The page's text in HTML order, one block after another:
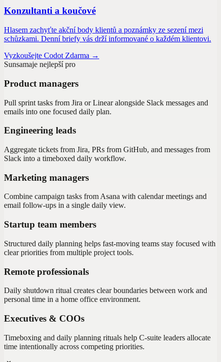
Konzultanti a koučové
Hlasem zachyťte akční body klientů a poznámky ze sezení mezi
schůzkami. Denní briefy vás drží informované o každém klientovi.
Vyzkoušejte Codot Zdarma →
Sunsamaje nejlepší pro
Product managers
Pull sprint tasks from Jira or Linear alongside Slack messages and
emails into one focused daily plan.
Engineering leads
Aggregate tickets from Jira, PRs from GitHub, and messages from
Slack into a timeboxed daily workflow.
Marketing managers
Combine campaign tasks from Asana with calendar meetings and
email follow-ups in a single daily view.
Startup team members
Structured daily planning helps fast-moving teams stay focused with
clear priorities from multiple project tools.
Remote professionals
Daily shutdown ritual creates clear boundaries between work and
personal time in a home office environment.
Executives & COOs
Timeboxing and daily planning rituals help C-suite leaders allocate
time intentionally across competing priorities.